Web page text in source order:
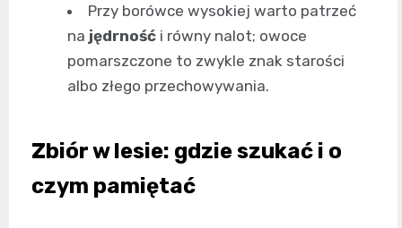
Przy borówce wysokiej warto patrzeć
na jędrność i równy nalot; owoce
pomarszczone to zwykle znak starości
albo złego przechowywania.
Zbiór w lesie: gdzie szukać i o
czym pamiętać